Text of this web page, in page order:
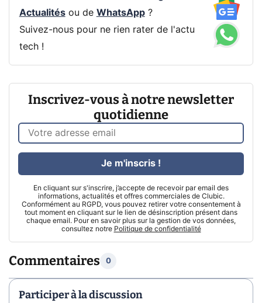
Actualitésou de WhatsApp?
Suivez-nous pour ne rien rater de l'actu
tech !
Inscrivez-vous à notre newsletter
quotidienne
En cliquant sur s'inscrire, j’accepte de recevoir par email des
informations, actualités et offres commerciales de Clubic.
Conformément au RGPD, vous pouvez retirer votre consentement à
tout moment en cliquant sur le lien de désinscription présent dans
chaque email. Pour en savoir plus sur la gestion de vos données,
consultez notre Politique de confidentialité
Je m'inscris !
Commentaires 0
Participer à la discussion